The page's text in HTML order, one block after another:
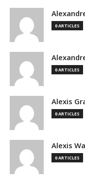
0 ARTICLES
0 ARTICLES
Alexis
0 ARTICLES
Alexis
0 ARTICLES